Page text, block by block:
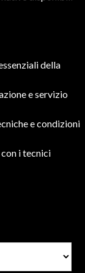
della
e servizio
e condizioni
i tecnici